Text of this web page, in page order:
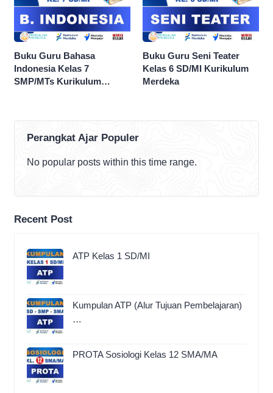
Buku Guru Bahasa
Indonesia Kelas 7
SMP/MTs Kurikulum
Buku Guru Seni Teater
Kelas 6 SD/MI Kurikulum
Merdeka
Perangkat Ajar Populer
No popular posts within this time range.
Recent Post
ATP Kelas 1 SD/MI
Kumpulan ATP (Alur Tujuan Pembelajaran)
…
PROTA Sosiologi Kelas 12 SMA/MA